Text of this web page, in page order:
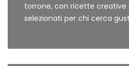
torrone, con ricette creative
selezionati per chi cerca